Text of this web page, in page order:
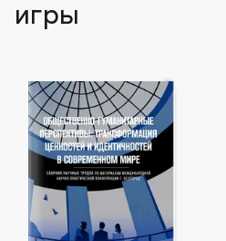
игры